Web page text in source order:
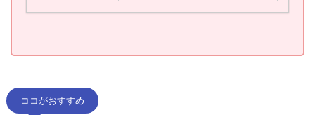
ココがおすすめ